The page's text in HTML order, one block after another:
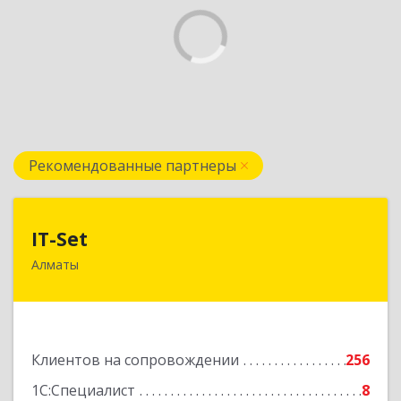
Рекомендованные партнеры
IT-Set
Алматы
Клиентов на сопровождении
256
1С:Специалист
8